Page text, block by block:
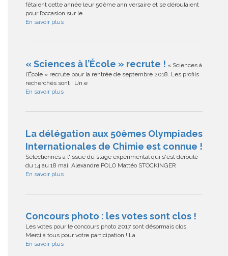
fêtaient cette année leur 50ème anniversaire et se déroulaient
pour l’occasion sur le
En savoir plus
« Sciences à l’École » recrute ! « Sciences à
l’École » recrute pour la rentrée de septembre 2018. Les profils
recherchés sont : Un.e
En savoir plus
La délégation aux 50èmes Olympiades
Internationales de Chimie est connue !
Sélectionnés à l'issue du stage expérimental qui s'est déroulé
du 14 au 18 mai, Alexandre POLO Mattéo STOCKINGER
En savoir plus
Concours photo : les votes sont clos !
Les votes pour le concours photo 2017 sont désormais clos.
Merci à tous pour votre participation ! La
En savoir plus